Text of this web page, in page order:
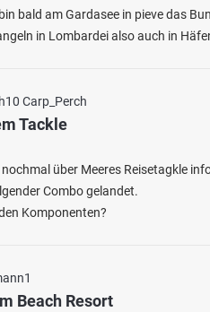
4.1
II (Mühlberg)
(Elbe)
bald am Gardasee in pieve das
in Lombardei also auch in
Carp_Perch
Tackle
über Meeres Reisetagkle
Combo gelandet.
Komponenten?
Beach Resort